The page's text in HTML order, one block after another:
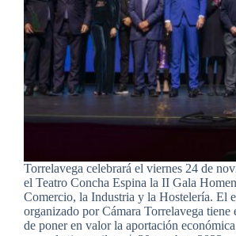
Torrelavega celebrará el viernes 24 de
el Teatro Concha Espina la II Gala
Comercio, la Industria y la Hostelería. El
organizado por Cámara Torrelavega tiene
de poner en valor la aportación